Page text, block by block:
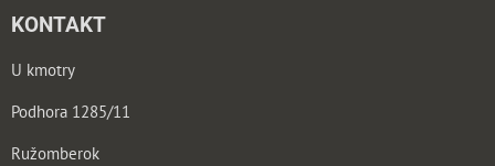
KONTAKT
U kmotry
Podhora 1285/11
Ružomberok